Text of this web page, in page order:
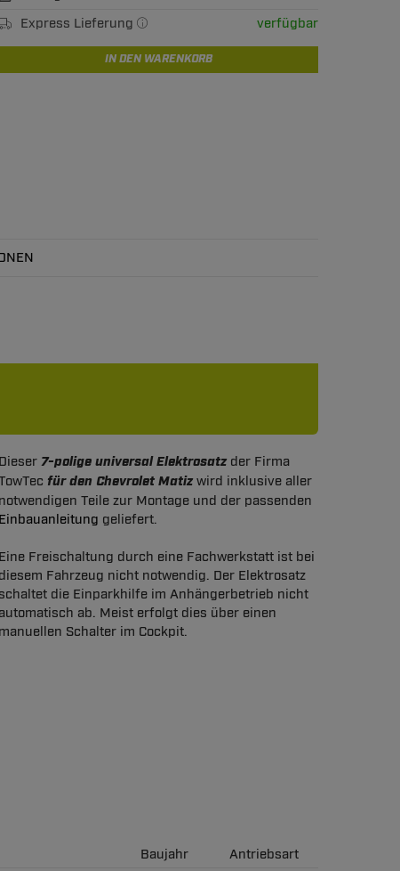
Express Lieferung
verfügbar
IN DEN WARENKORB
Dieser 7-polige universal Elektrosatz der Firma
für den Chevrolet Matiz wird inklusive aller
notwendigen Teile zur Montage und der passenden
Einbauanleitung geliefert.
Eine Freischaltung durch eine Fachwerkstatt ist bei
diesem Fahrzeug nicht notwendig. Der Elektrosatz
schaltet die Einparkhilfe im Anhängerbetrieb nicht
automatisch ab. Meist erfolgt dies über einen
manuellen Schalter im Cockpit.
Baujahr
Antriebsart